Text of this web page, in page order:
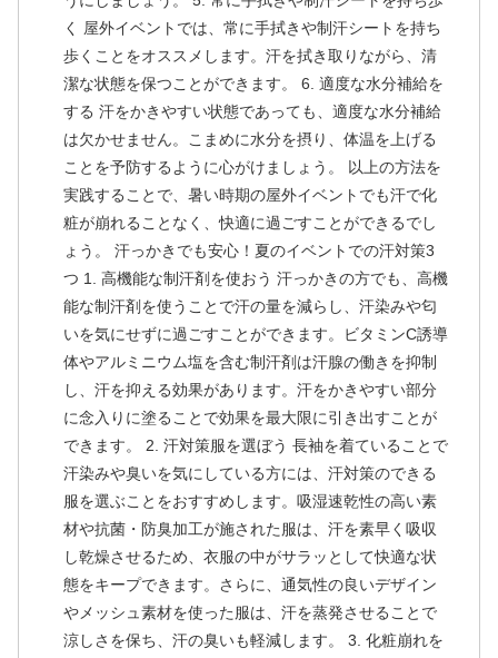
く 屋外イベントでは、常に手拭きや制汗シートを持ち
歩くことをオススメします。汗を拭き取りながら、清
潔な状態を保つことができます。 6. 適度な水分補給を
する 汗をかきやすい状態であっても、適度な水分補給
は欠かせません。こまめに水分を摂り、体温を上げる
ことを予防するように心がけましょう。 以上の方法を
実践することで、暑い時期の屋外イベントでも汗で化
粧が崩れることなく、快適に過ごすことができるでし
ょう。 汗っかきでも安心！夏のイベントでの汗対策3
つ 1. 高機能な制汗剤を使おう 汗っかきの方でも、高機
能な制汗剤を使うことで汗の量を減らし、汗染みや匂
いを気にせずに過ごすことができます。ビタミンC誘導
体やアルミニウム塩を含む制汗剤は汗腺の働きを抑制
し、汗を抑える効果があります。汗をかきやすい部分
に念入りに塗ることで効果を最大限に引き出すことが
できます。 2. 汗対策服を選ぼう 長袖を着ていることで
汗染みや臭いを気にしている方には、汗対策のできる
服を選ぶことをおすすめします。吸湿速乾性の高い素
材や抗菌・防臭加工が施された服は、汗を素早く吸収
し乾燥させるため、衣服の中がサラッとして快適な状
態をキープできます。さらに、通気性の良いデザイン
やメッシュ素材を使った服は、汗を蒸発させることで
涼しさを保ち、汗の臭いも軽減します。 3. 化粧崩れを